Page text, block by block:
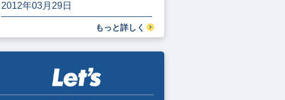
2012年03月29日
もっと詳しく